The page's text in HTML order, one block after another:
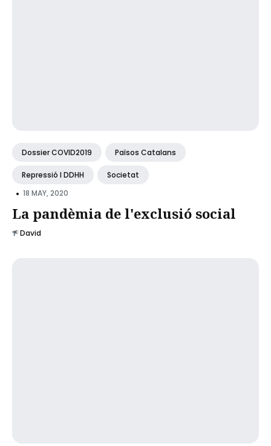
Dossier COVID2019 Països Catalans
Repressió I DDHH Societat
• 18 MAY, 2020
La pandèmia de l'exclusió social
David